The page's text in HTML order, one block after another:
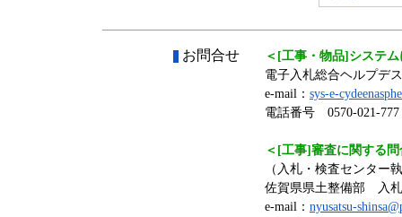
お問合せ
＜[工事・物品]システ
電子入札総合ヘルプデ
e-mail： sys-e-
電話番号 0570-021-777
＜[工事]審査に関する
（入札・検査センター
佐賀県県土整備部 入
e-mail： nyusatsu-